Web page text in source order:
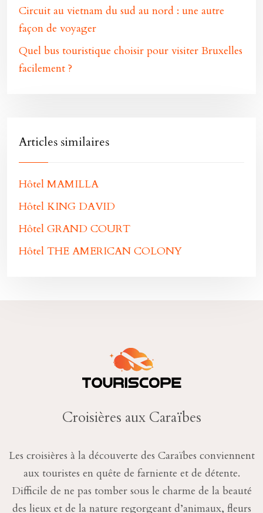
Circuit au vietnam du sud au nord : une autre
façon de voyager
Quel bus touristique choisir pour visiter Bruxelles
facilement ?
Articles similaires
Hôtel MAMILLA
Hôtel KING DAVID
Hôtel GRAND COURT
Hôtel THE AMERICAN COLONY
Croisières aux Caraïbes
Les croisières à la découverte des Caraïbes conviennent
aux touristes en quête de farniente et de détente.
Difficile de ne pas tomber sous le charme de la beauté
des lieux et de la nature regorgeant d’animaux, fleurs